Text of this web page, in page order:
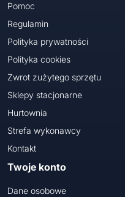
Pomoc
Regulamin
Polityka prywatności
Polityka cookies
Zwrot zużytego sprzętu
Sklepy stacjonarne
Hurtownia
Strefa wykonawcy
Kontakt
Twoje konto
Dane osobowe